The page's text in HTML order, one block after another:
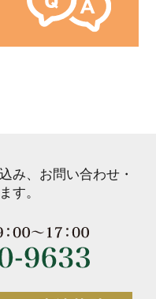
み、お問い合わせ・
す。